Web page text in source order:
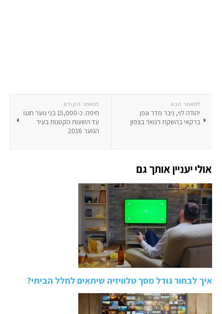
למאמר הקודם
חיפה: כ-15,000 בני נוער חגגו
עד השעות הקטנות בעיר
הנוער 2016
למאמר הבא
יהודה לוי, ניבר מדר וגפן
ברקאי בהשקת רנואר בצפון
אולי יעניין אותך גם
איך לבחור גודל מסך טלוויזיה שיתאים לחלל הביתי?